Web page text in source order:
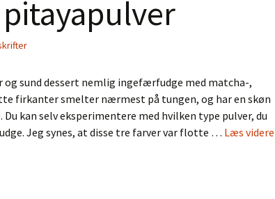
sund dessert nemlig ingefærfudge med matcha-,
firkanter smelter nærmest på tungen, og har en skøn
kan selv eksperimentere med hvilken type pulver, du
Jeg synes, at disse tre farver var flotte … Læs videre